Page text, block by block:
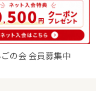
ごの会 会員募集中